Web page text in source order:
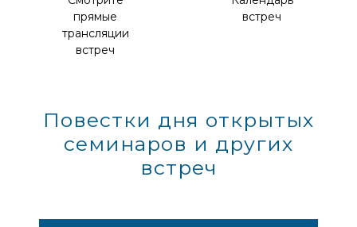
прямые
трансляции
встреч
встреч
Повестки дня открытых
семинаров и других
встреч